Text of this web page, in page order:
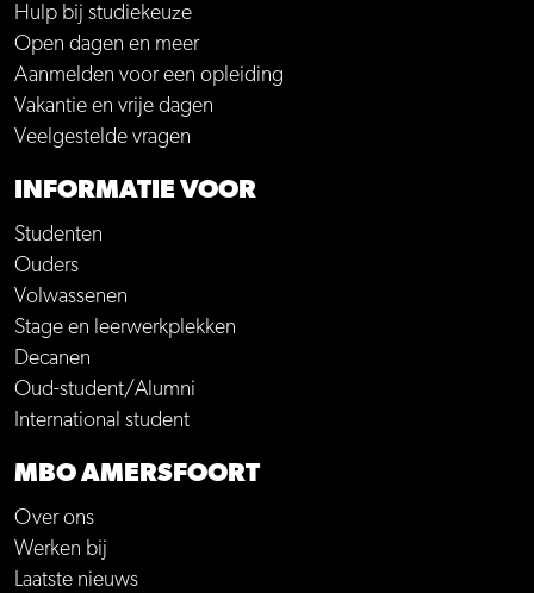
Hulp bij studiekeuze
Open dagen en meer
Aanmelden voor een opleiding
Vakantie en vrije dagen
Veelgestelde vragen
INFORMATIE VOOR
Studenten
Ouders
Volwassenen
Stage en leerwerkplekken
Decanen
Oud-student/Alumni
International student
MBO AMERSFOORT
Over ons
Werken bij
Laatste nieuws